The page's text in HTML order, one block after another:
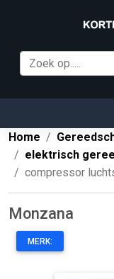
Home
elektrisch
compressor
Monzana
MERK: